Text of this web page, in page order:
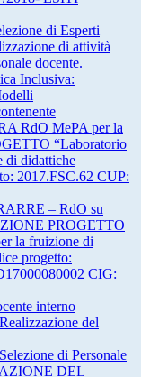
di Esperti
di attività
docente.
Inclusiva:
RdO MePA per la
“Laboratorio
di didattiche
2017.FSC.62 CUP:
– RdO su
PROGETTO
la fruizione di
progetto:
CIG:
interno
del
di Personale
DEL